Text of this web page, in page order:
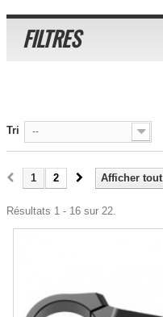
FILTRES
Tri --
Afficher tout
1 2
Résultats 1 - 16 sur 22.